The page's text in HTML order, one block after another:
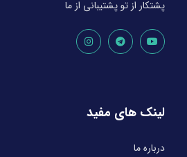
پشتکار از تو پشتیبانی از ما
لینک های مفید
درباره ما